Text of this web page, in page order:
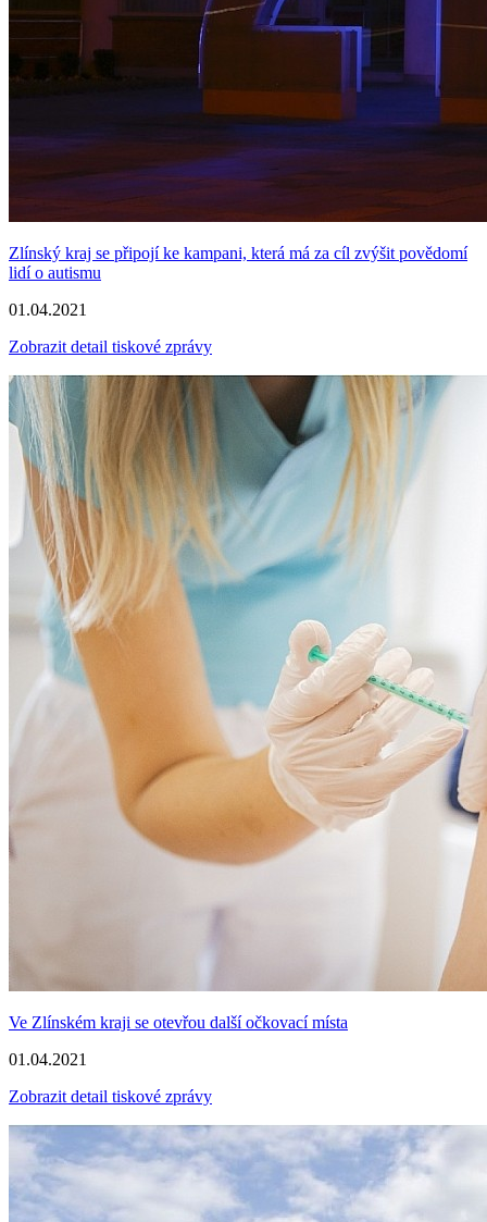
Zlínský kraj se připojí ke kampani, která má za cíl zvýšit povědomí
lidí o autismu
01.04.2021
Zobrazit detail tiskové zprávy
Ve Zlínském kraji se otevřou další očkovací místa
01.04.2021
Zobrazit detail tiskové zprávy